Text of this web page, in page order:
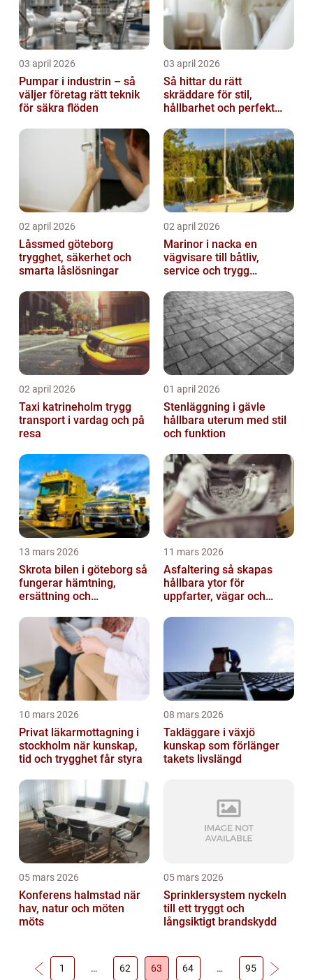
03 april 2026
Pumpar i industrin – så
väljer företag rätt teknik
för säkra flöden
03 april 2026
Så hittar du rätt
skräddare för stil,
hållbarhet och perfekt
02 april 2026
Låssmed göteborg
trygghet, säkerhet och
smarta låslösningar
02 april 2026
Marinor i nacka en
vägvisare till båtliv,
service och trygg
02 april 2026
Taxi katrineholm trygg
transport i vardag och på
resa
01 april 2026
Stenläggning i gävle
hållbara uterum med stil
och funktion
13 mars 2026
Skrota bilen i göteborg så
fungerar hämtning,
ersättning och
11 mars 2026
Asfaltering så skapas
hållbara ytor för
uppfarter, vägar och
10 mars 2026
Privat läkarmottagning i
stockholm när kunskap,
tid och trygghet får styra
08 mars 2026
Takläggare i växjö
kunskap som förlänger
takets livslängd
05 mars 2026
Konferens halmstad när
hav, natur och möten
möts
05 mars 2026
Sprinklersystem nyckeln
till ett tryggt och
långsiktigt brandskydd
1 … 62 63 64 … 95